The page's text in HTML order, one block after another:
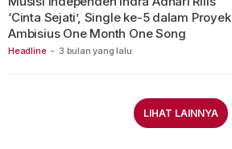
Headline - 3 bulan yang lalu
‘Cinta Sejati’, Single ke-5 dalam Proyek
Ambisius One Month One Song
LIHAT LAINNYA